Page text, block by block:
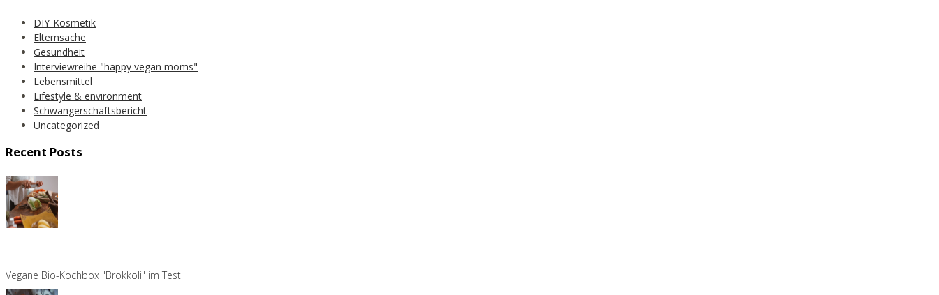
DIY-Kosmetik
Elternsache
Gesundheit
Interviewreihe "happy vegan moms"
Lebensmittel
Lifestyle & environment
Schwangerschaftsbericht
Uncategorized
Recent Posts
Vegane Bio-Kochbox "Brokkoli" im Test